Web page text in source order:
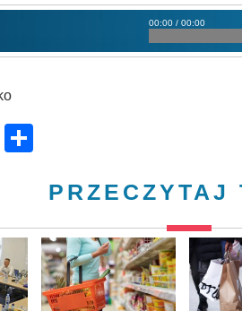
00:00 / 00:00
Email
PRZECZYTAJ